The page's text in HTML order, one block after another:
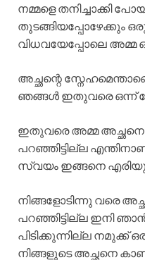
നമ്മളെ തനിച്ചാക്കി
തുടങ്ങിയപ്പോഴേക്കും
വിധവയേപ്പോലെ അമ്മ
അച്ഛന്റെ
ഞങ്ങൾ ഇതുവരെ ഒന്ന്
ഇതുവരെ അമ്മ
പറഞ്ഞിട്ടില്ല
സ്വയം ഇങ്ങനെ
നിങ്ങളോടിന്നു വരെ
പറഞ്ഞിട്ടില്ല ഇനി
പിടിക്കുന്നില്ല നമുക്ക്
നിങ്ങളുടെ അച്ഛനെ